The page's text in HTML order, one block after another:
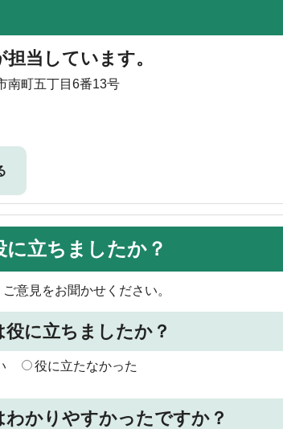
担当しています。
町五丁目6番13号
立ちましたか？
意見をお聞かせください。
に立ちましたか？
役に立たなかった
かりやすかったですか？